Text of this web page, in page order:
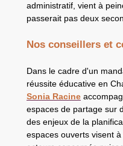
administratif, vient à
passerait pas deux
Nos conseillers et
Dans le cadre d'un
réussite éducative en
Sonia Racine
espaces de partage sur
des enjeux de la
espaces ouverts visent